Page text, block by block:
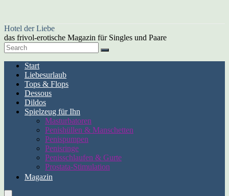
Hotel der Liebe
das frivol-erotische Magazin für Singles und Paare
Start
Liebesurlaub
Tops & Flops
Dessous
Dildos
Spielzeug für Ihn
Masturbatoren
Penishüllen & Manschetten
Penispumpen
Penisringe
Penisschlaufen & Gurte
Prostata-Stimulation
Magazin